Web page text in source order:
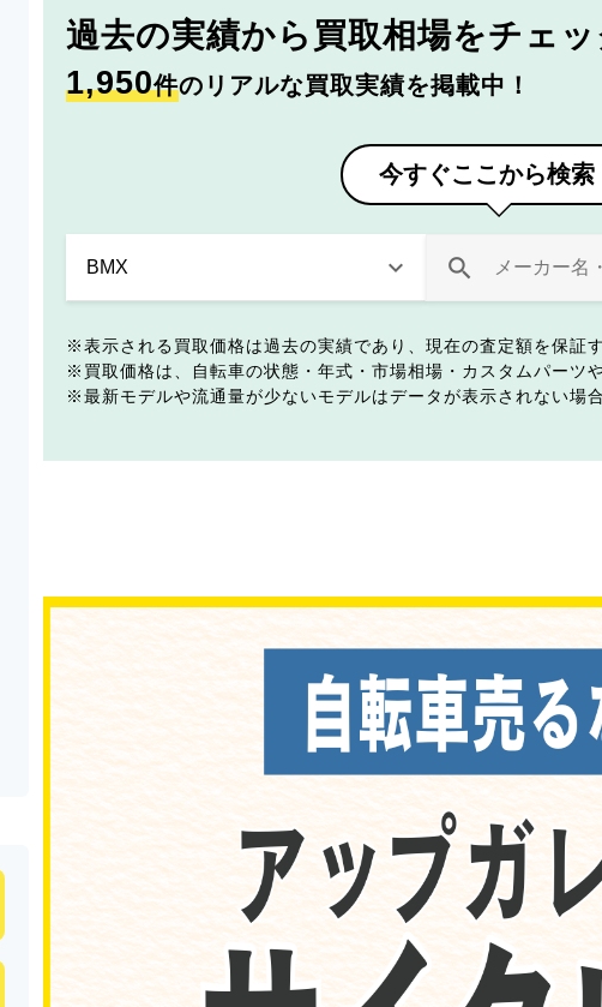
過去の実績から 買取相場をチェ
1,950件のリアルな買取実績を掲載中！
今すぐここから検索
表示される買取価格は過去の実績であり、現在の査定額を保証
買取価格は、自転車の状態・年式・市場相場・カスタムパーツ
最新モデルや流通量が少ないモデルはデータが表示されない場